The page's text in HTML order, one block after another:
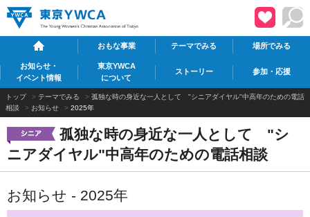
おもな事業 テーマでみる 場所でみる
お知らせ・
イベント情報
東京YWCA
について
ストーリー 参加・応援
トップ > テーマでみる > 孤独な時の身近な一人として "シニアダイヤル"中高年のための電話
相談
> お知らせ > 2025年
孤独な時の身近な一人として "シ
ニアダイヤル"中高年のための電話相談
お知らせ - 2025年